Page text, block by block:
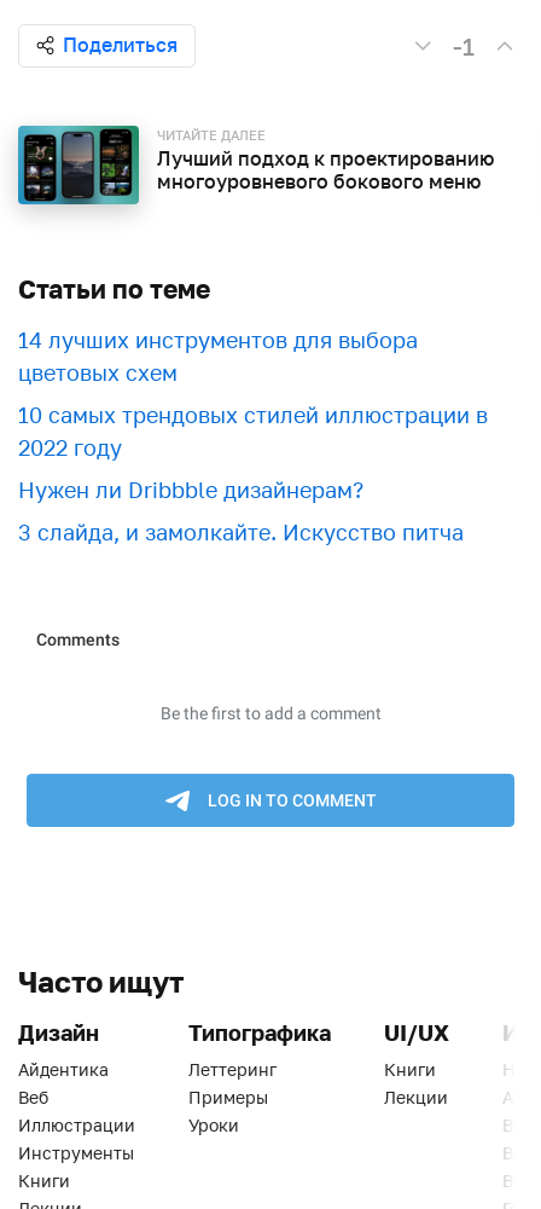
Поделиться -1
ЧИТАЙТЕ ДАЛЕЕ
Лучший подход к проектированию
многоуровневого бокового меню
Статьи по теме
​​14 лучших инструментов для выбора
цветовых схем
10 самых трендовых стилей иллюстрации в
2022 году
Нужен ли Dribbble дизайнерам?
3 слайда, и замолкайте. Искусство питча
Часто ищут
Дизайн
Айдентика
Веб
Иллюстрации
Инструменты
Книги
Типографика
Леттеринг
Примеры
Уроки
UI/UX
Книги
Лекции
Веб